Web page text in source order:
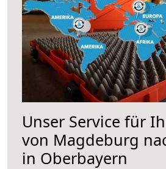
Unser Service für
von Magdeburg
in Oberbayern